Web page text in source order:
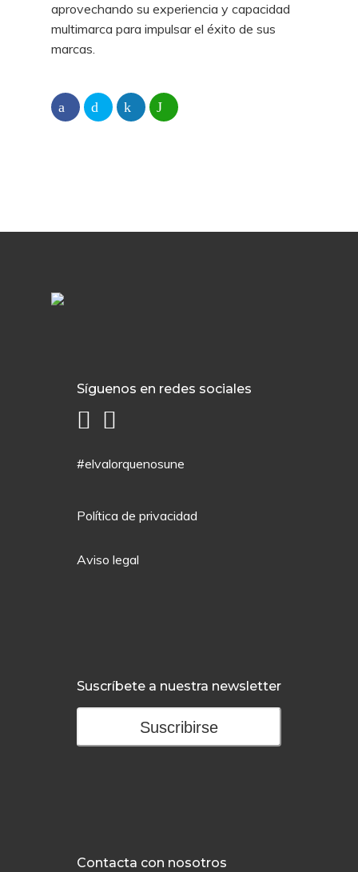
aprovechando su experiencia y capacidad
multimarca para impulsar el éxito de sus
marcas.
Síguenos en redes sociales
#elvalorquenosune
Política de privacidad
Aviso legal
Suscríbete a nuestra newsletter
Suscribirse
Contacta con nosotros